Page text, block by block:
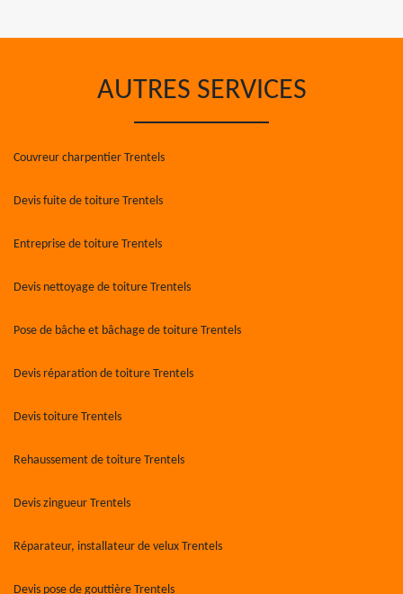
AUTRES SERVICES
Couvreur charpentier Trentels
Devis fuite de toiture Trentels
Entreprise de toiture Trentels
Devis nettoyage de toiture Trentels
Pose de bâche et bâchage de toiture Trentels
Devis réparation de toiture Trentels
Devis toiture Trentels
Rehaussement de toiture Trentels
Devis zingueur Trentels
Réparateur, installateur de velux Trentels
Devis pose de gouttière Trentels